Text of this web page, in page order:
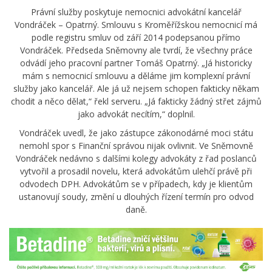
Právní služby poskytuje nemocnici advokátní kancelář
Vondráček – Opatrný. Smlouvu s Kroměřížskou nemocnicí má
podle registru smluv od září 2014 podepsanou přímo
Vondráček. Předseda Sněmovny ale tvrdí, že všechny práce
odvádí jeho pracovní partner Tomáš Opatrný. „Já historicky
mám s nemocnicí smlouvu a děláme jim komplexní právní
služby jako kancelář. Ale já už nejsem schopen fakticky někam
chodit a něco dělat,“ řekl serveru. „Já fakticky žádný střet zájmů
jako advokát necítím,“ doplnil.
Vondráček uvedl, že jako zástupce zákonodárné moci státu
nemohl spor s Finanční správou nijak ovlivnit. Ve Sněmovně
Vondráček nedávno s dalšími kolegy advokáty z řad poslanců
vytvořil a prosadil novelu, která advokátům ulehčí právě při
odvodech DPH. Advokátům se v případech, kdy je klientům
ustanovují soudy, změní u dlouhých řízení termín pro odvod
daně.